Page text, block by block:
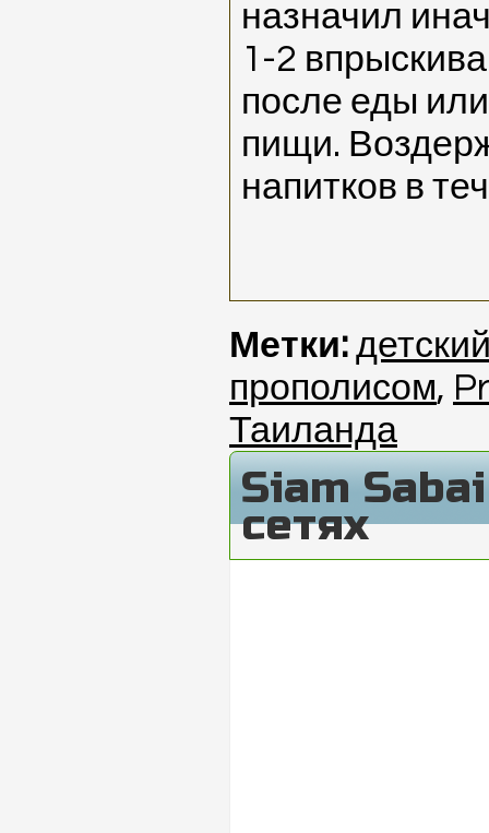
назначил
1-2
после еды
пищи.
напитков в
Метки:
прополисом,
Таиланда
Siam
сетях